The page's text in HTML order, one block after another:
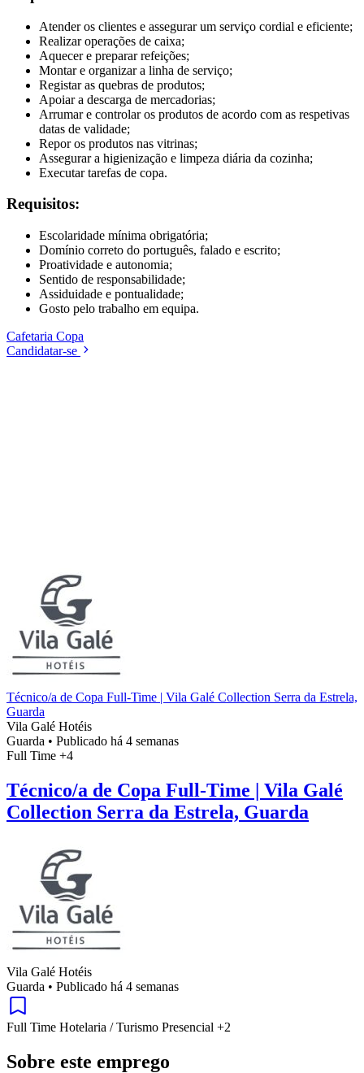
Atender os clientes e assegurar um serviço cordial e eficiente;
Realizar operações de caixa;
Aquecer e preparar refeições;
Montar e organizar a linha de serviço;
Registar as quebras de produtos;
Apoiar a descarga de mercadorias;
Arrumar e controlar os produtos de acordo com as respetivas
datas de validade;
Repor os produtos nas vitrinas;
Assegurar a higienização e limpeza diária da cozinha;
Executar tarefas de copa.
Requisitos:
Escolaridade mínima obrigatória;
Domínio correto do português, falado e escrito;
Proatividade e autonomia;
Sentido de responsabilidade;
Assiduidade e pontualidade;
Gosto pelo trabalho em equipa.
Cafetaria Copa
Candidatar-se
Técnico/a de Copa Full-Time | Vila Galé Collection Serra da Estrela,
Guarda
Vila Galé Hotéis
Guarda • Publicado há 4 semanas
Full Time +4
Técnico/a de Copa Full-Time | Vila Galé
Collection Serra da Estrela, Guarda
Vila Galé Hotéis
Guarda • Publicado há 4 semanas
Full Time Hotelaria / Turismo Presencial +2
Sobre este emprego